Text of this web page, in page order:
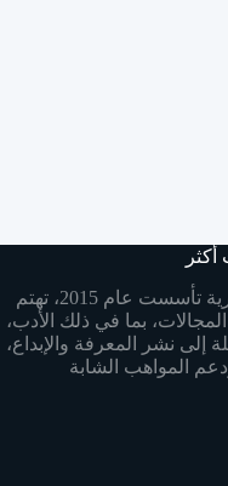
فاصلة للنشر هي دار نشر مصرية تأسست عام 2015، تهتم
بما في ذلك الأدب،
إلى نشر المعرفة والإبداع،
ودعم المواهب الشابة